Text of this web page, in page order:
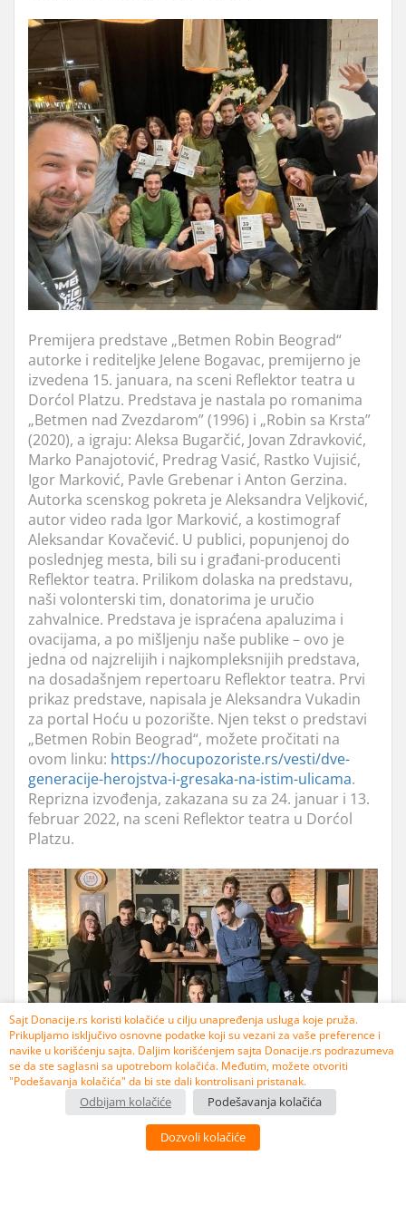
Premijera predstave „Betmen Robin Beograd“
autorke i rediteljke Jelene Bogavac, premijerno je
izvedena 15. januara, na sceni Reflektor teatra u
Dorćol Platzu. Predstava je nastala po romanima
„Betmen nad Zvezdarom” (1996) i „Robin sa Krsta”
(2020), a igraju: Aleksa Bugarčić, Jovan Zdravković,
Marko Panajotović, Predrag Vasić, Rastko Vujisić,
Igor Marković, Pavle Grebenar i Anton Gerzina.
Autorka scenskog pokreta je Aleksandra Veljković,
autor video rada Igor Marković, a kostimograf
Aleksandar Kovačević. U publici, popunjenoj do
poslednjeg mesta, bili su i građani-producenti
Reflektor teatra. Prilikom dolaska na predstavu,
naši volonterski tim, donatorima je uručio
zahvalnice. Predstava je ispraćena apaluzima i
ovacijama, a po mišljenju naše publike – ovo je
jedna od najzrelijih i najkompleksnijih predstava,
na dosadašnjem repertoaru Reflektor teatra. Prvi
prikaz predstave, napisala je Aleksandra Vukadin
za portal Hoću u pozorište. Njen tekst o predstavi
„Betmen Robin Beograd“, možete pročitati na
ovom linku: https://hocupozoriste.rs/vesti/dve-
generacije-herojstva-i-gresaka-na-istim-ulicama.
Reprizna izvođenja, zakazana su za 24. januar i 13.
februar 2022, na sceni Reflektor teatra u Dorćol
Platzu.
Sajt Donacije.rs koristi kolačiće u cilju unapređenja usluga koje pruža.
Prikupljamo isključivo osnovne podatke koji su vezani za vaše preference i
navike u korišćenju sajta. Daljim korišćenjem sajta Donacije.rs podrazumeva
se da ste saglasni sa upotrebom kolačića. Međutim, možete otvoriti
"Podešavanja kolačića" da bi ste dali kontrolisani pristanak.
Odbijam kolačiće Podešavanja kolačića
Dozvoli kolačiće